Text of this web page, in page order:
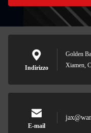
Indirizzo
Golden
Xiamen,
E-mail